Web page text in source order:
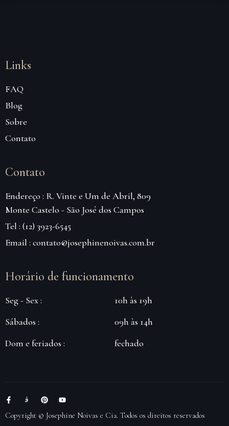
Links
FAQ
Blog
Sobre
Contato
Contato
Endereço : R. Vinte e Um de Abril, 809
Monte Castelo - São José dos Campos
Tel : (12) 3923-6545
Email : contato@josephinenoivas.com.br
Horário de funcionamento
Seg - Sex :
Sábados :
Dom e feriados :
10h às 19h
09h às 14h
fechado
Copyright © Josephine Noivas e Cia. Todos os direitos reservados